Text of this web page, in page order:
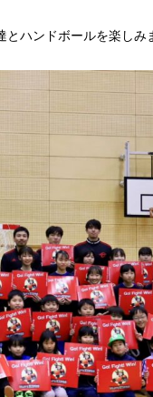
ハンドボールを楽しみ